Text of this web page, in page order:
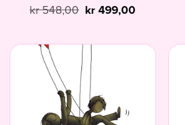
kr548,00 Opprinnelig
kr 548,00.
kr499,00
kr 499,00.